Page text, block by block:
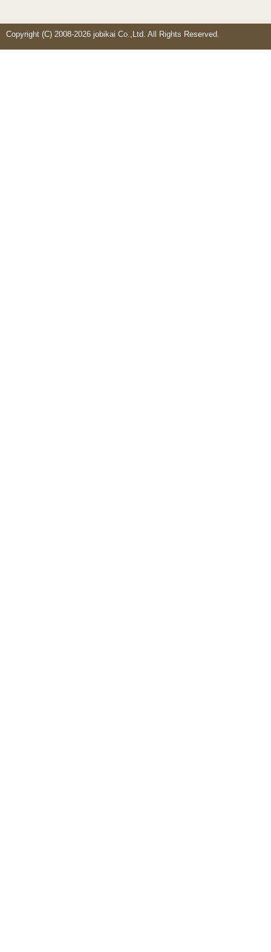
Copyright (C) 2008-2026 jobikai Co.,Ltd. All Rights Reserved.